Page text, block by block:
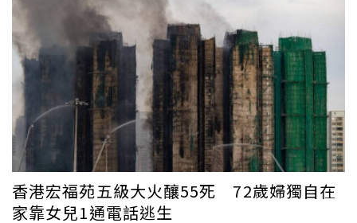
濃煙阻礙挑戰極大。香港《東網》報導，調查發現，火場建
築物外牆物料、護網、用於封裝的保麗龍疑未符合標準，建
築工程公司涉嫌嚴重疏忽。警方以涉嫌「誤殺」拘捕52歲至
68歲的何、侯及黃姓工程公司董事、工程顧問。查扣大批文
件及電腦，追查相關工程、材料來源與施工管理是否違法。
港府消防處表示，救火行動截至27日下午6時，接獲341件
求助個案，已處理279件。由於火場救助挑戰大，竹製鷹架
（竹棚）有倒塌危險、現場溫度極高，要逐層向上破門推
進，加上每戶面積不大，消防員輪班逐門逐戶破門找人救
人，絕不放棄。港府勞工處28日起，將展開為期兩周全港特
別執法行動，巡查架設大型鷹架的大樓維修工地，盤點防火
香港宏福苑五級大火釀55死 72歲婦獨自在
家靠女兒1通電話逃生